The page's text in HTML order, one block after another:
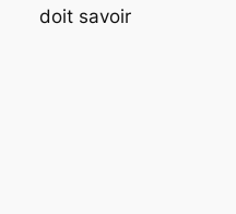
doit savoir